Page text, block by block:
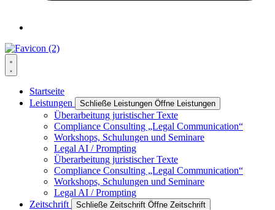
Startseite
Leistungen
Schließe Leistungen Öffne Leistungen
Überarbeitung juristischer Texte
Compliance Consulting „Legal Communication“
Workshops, Schulungen und Seminare
Legal AI / Prompting
Überarbeitung juristischer Texte
Compliance Consulting „Legal Communication“
Workshops, Schulungen und Seminare
Legal AI / Prompting
Zeitschrift
Schließe Zeitschrift Öffne Zeitschrift